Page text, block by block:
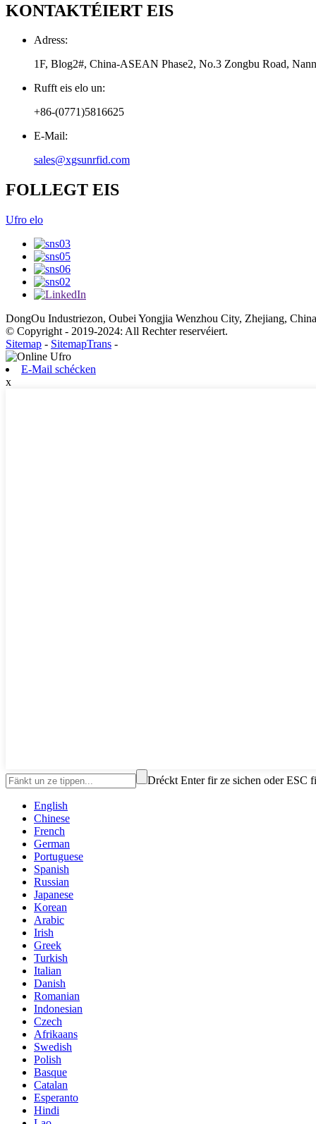
KONTAKTÉIERT EIS
Adress:
1F, Blog2#, China-ASEAN Phase2, No.3 Zongbu Road,
Rufft eis elo un:
+86-(0771)5816625
E-Mail:
sales@xgsunrfid.com
FOLLEGT EIS
Ufro elo
DongOu Industriezon, Oubei Yongjia Wenzhou City, Zhejiang,
© Copyright - 2019-2024: All Rechter reservéiert.
Sitemap - SitemapTrans -
E-Mail schécken
x
Dréckt Enter fir ze sichen oder ESC
English
Chinese
French
German
Portuguese
Spanish
Russian
Japanese
Korean
Arabic
Irish
Greek
Turkish
Italian
Danish
Romanian
Indonesian
Czech
Afrikaans
Swedish
Polish
Basque
Catalan
Esperanto
Hindi